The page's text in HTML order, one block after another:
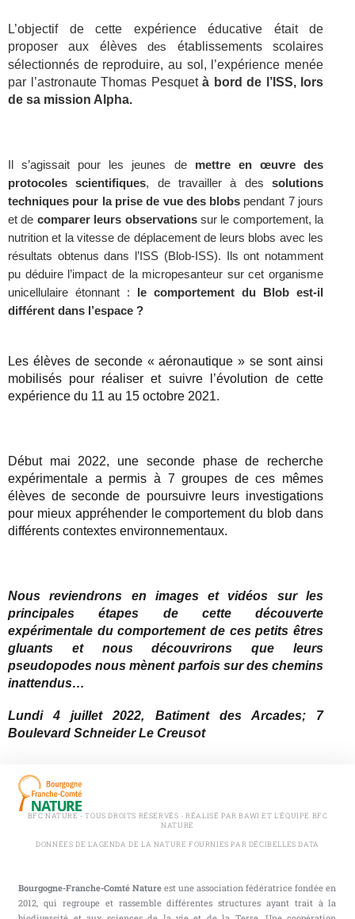
L’objectif de cette expérience éducative était de
proposer aux élèvesdes
établissements scolaires
sélectionnés de reproduire, au sol, l’expérience menée
par l’astronaute Thomas Pesquet à bord de l’ISS, lors
de sa mission Alpha.
Il s’agissait pour les jeunes de mettre en œuvre des
protocoles scientifiques, de travailler à dessolutions
techniques pour la prise de vue des blobs pendant 7 jours
et de comparer leurs observationssur le comportement, la
nutrition et la vitesse de déplacement de leurs blobs avec les
résultats obtenus dans l’ISS (Blob-ISS). Ils ont notamment
pu déduire l’impact de la micropesanteur sur cet organisme
unicellulaire étonnant :
le comportement du Blob est-il
différent dans l’espace ?
Les élèves de seconde « aéronautique » se sont ainsi
mobilisés pour réaliser et suivre l’évolution de cette
expérience du 11 au 15 octobre 2021.
Début mai 2022, une seconde phase de recherche
expérimentale a permis à 7 groupes de ces mêmes
élèves de seconde de poursuivre leurs investigations
pour mieux appréhender le comportement du blob dans
différents contextes environnementaux.
Nous reviendrons en images et vidéos sur les
principales étapes de cette découverte
expérimentale du comportement de ces petits êtres
gluants et nous découvrirons que leurs
pseudopodes nous mènent parfois sur des chemins
inattendus…
Lundi 4 juillet 2022, Batiment des Arcades; 7
Boulevard Schneider Le Creusot
BFC NATURE - TOUS DROITS RÉSERVÉS - RÉALISÉ PAR BAWI ET L'ÉQUIPE BFC
NATURE
DONNÉES DE L'AGENDA DE LA NATURE FOURNIES PAR DÉCIBELLES DATA
Bourgogne-Franche-Comté Nature est une association fédératrice fondée en
2012, qui regroupe et rassemble différentes structures ayant trait à la